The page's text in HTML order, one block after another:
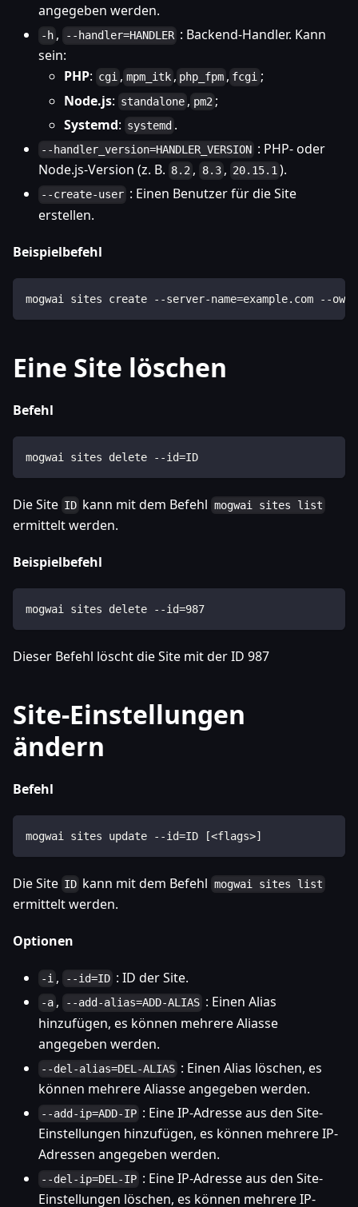
angegeben werden.
-h , --handler=HANDLER : Backend-Handler. Kann
sein:
PHP: cgi , mpm_itk , php_fpm , fcgi ;
Node.js: standalone , pm2 ;
Systemd: systemd .
--handler_version=HANDLER_VERSION : PHP- oder
Node.js-Version (z. B. 8.2 , 8.3 , 20.15.1).
--create-user : Einen Benutzer für die Site
erstellen.
Beispielbefehl
mogwai sites create --server-name=example.com --
Eine Site löschen
Befehl
mogwai sites delete --id=ID
Die Site ID kann mit dem Befehl mogwai sites list
ermittelt werden.
Beispielbefehl
mogwai sites delete --id=987
Dieser Befehl löscht die Site mit der ID 987
Site-Einstellungen
ändern
Befehl
mogwai sites update --id=ID [<flags>]
Die Site ID kann mit dem Befehl mogwai sites list
ermittelt werden.
Optionen
-i , --id=ID : ID der Site.
-a , --add-alias=ADD-ALIAS : Einen Alias
hinzufügen, es können mehrere Aliasse
angegeben werden.
--del-alias=DEL-ALIAS : Einen Alias löschen, es
können mehrere Aliasse angegeben werden.
--add-ip=ADD-IP : Eine IP-Adresse aus den Site-
Einstellungen hinzufügen, es können mehrere IP-
Adressen angegeben werden.
--del-ip=DEL-IP : Eine IP-Adresse aus den Site-
Einstellungen löschen, es können mehrere IP-